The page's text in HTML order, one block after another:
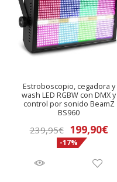
Estroboscopio, cegadora y
wash LED RGBW con DMX y
control por sonido BeamZ
BS960
239,95€ El
precio
original
199,90€El
-17%